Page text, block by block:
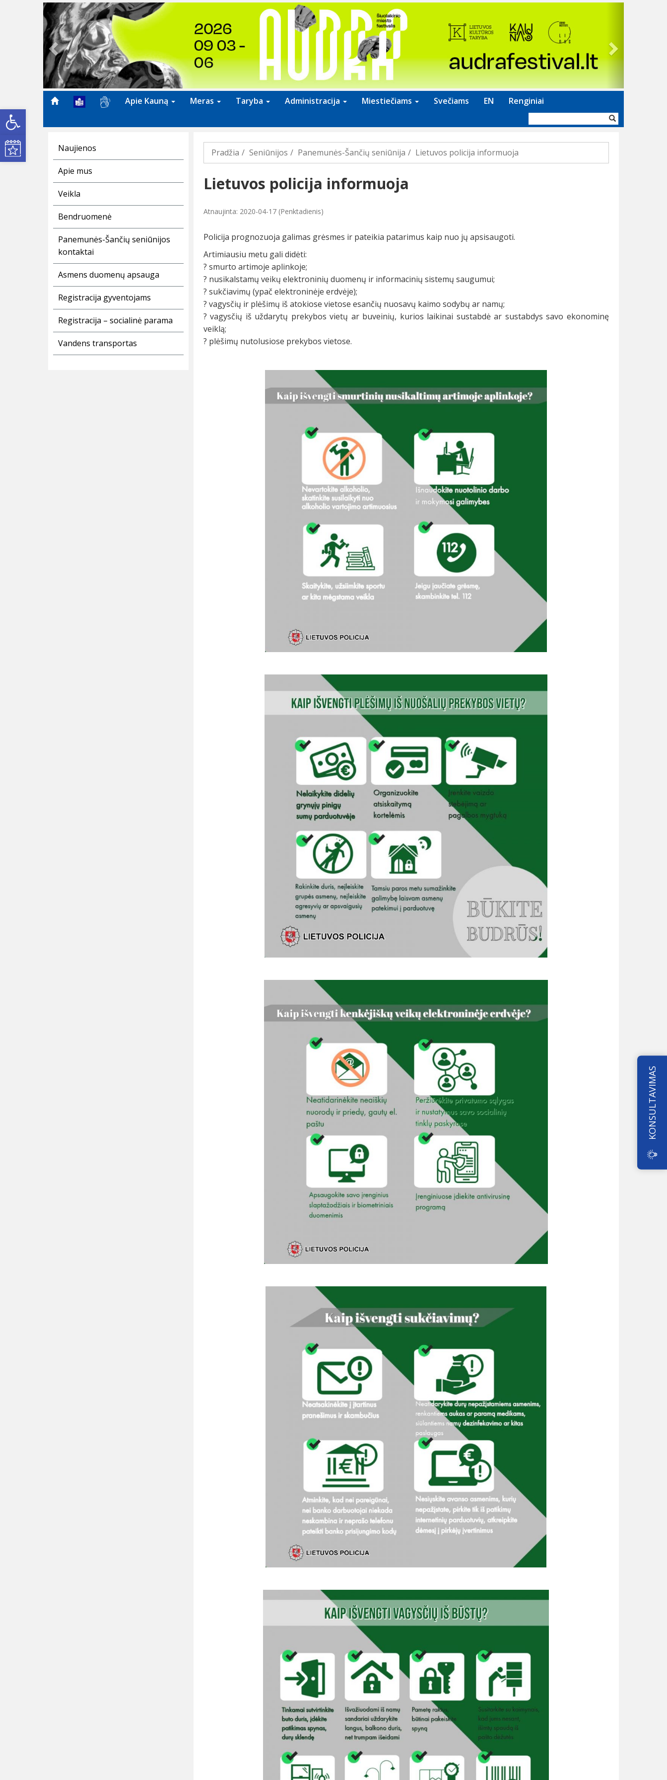
Open toolbar
Kultūros renginiai
Previous
Apie Kauną Meras Taryba Administracija Miestiečiams Svečiams EN Renginiai
forma
Naujienos
Apie mus
Veikla
Bendruomenė
Panemunės-Šančių seniūnijos
kontaktai
Asmens duomenų apsauga
Registracija gyventojams
Registracija – socialinė parama
Vandens transportas
Pradžia Seniūnijos Panemunės-Šančių seniūnija Lietuvos policija informuoja
Lietuvos policija informuoja
Atnaujinta: 2020-04-17 (Penktadienis)
Policija prognozuoja galimas grėsmes ir pateikia patarimus kaip nuo jų apsisaugoti.
Artimiausiu metu gali didėti:
? smurto artimoje aplinkoje;
? nusikalstamų veikų elektroninių duomenų ir informacinių sistemų saugumui;
? sukčiavimų (ypač elektroninėje erdvėje);
? vagysčių ir plėšimų iš atokiose vietose esančių nuosavų kaimo sodybų ar namų;
? vagysčių iš uždarytų prekybos vietų ar buveinių, kurios laikinai sustabdė ar sustabdys savo ekonominę
veiklą;
? plėšimų nutolusiose prekybos vietose.
KONSULTAVIMAS